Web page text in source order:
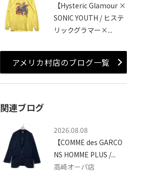
【Hysteric Glamour ×
SONIC YOUTH / ヒステ
リックグラマー×...
アメリカ村店のブログ一覧
関連ブログ
2026.08.08
【COMME des GARCO
NS HOMME PLUS /...
高崎オーパ店